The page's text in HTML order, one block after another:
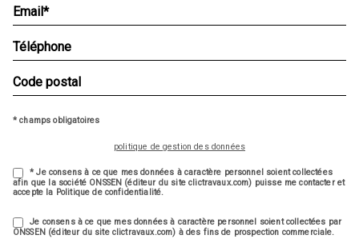
* champs obligatoires
politique de gestion des données
* Je consens à ce que mes données à caractère personnel soient collectées
afin que la société ONSSEN (éditeur du site clictravaux.com) puisse me contacter et
accepte la Politique de confidentialité.
Je consens à ce que mes données à caractère personnel soient collectées par
ONSSEN (éditeur du site clictravaux.com) à des fins de prospection commerciale.